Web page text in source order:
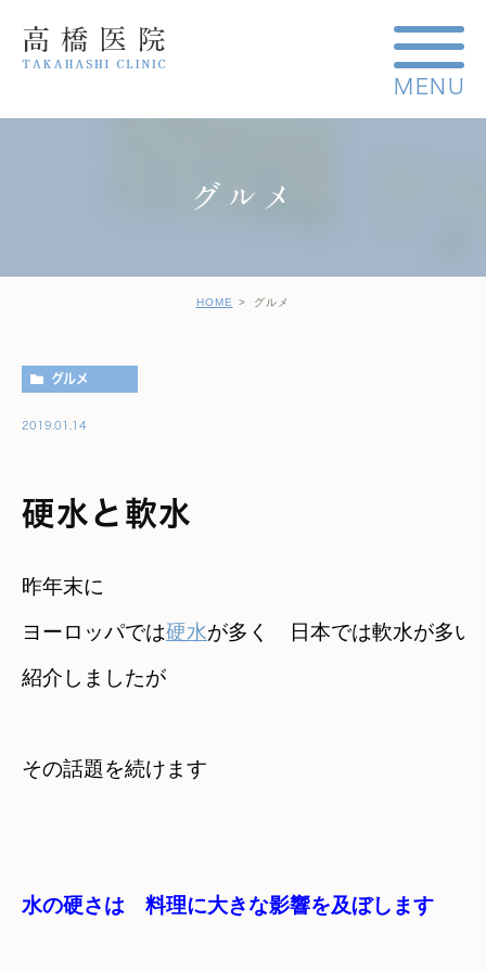
グルメ
HOME グルメ
グルメ
2019.01.14
硬水と軟水
昨年末に
ヨーロッパでは硬水が多く　日本では軟水が多い
紹介しましたが
水の硬さは　料理に大きな影響を及ぼします